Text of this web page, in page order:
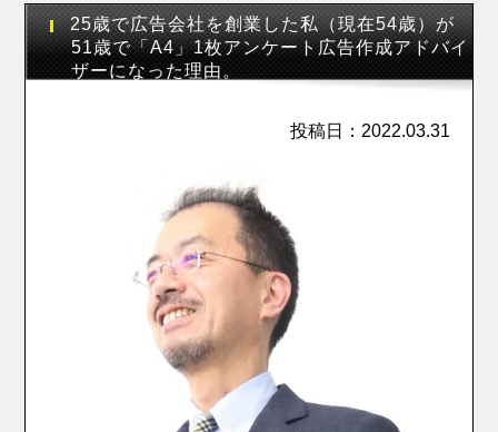
25歳で広告会社を創業した私（現在54歳）が
51歳で「A4」1枚アンケート広告作成アドバイ
ザーになった理由。
投稿日：2022.03.31